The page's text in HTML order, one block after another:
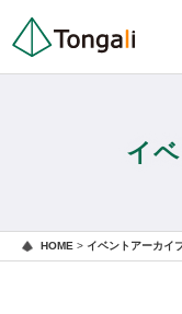
イ
HOME > イベントアーカイ